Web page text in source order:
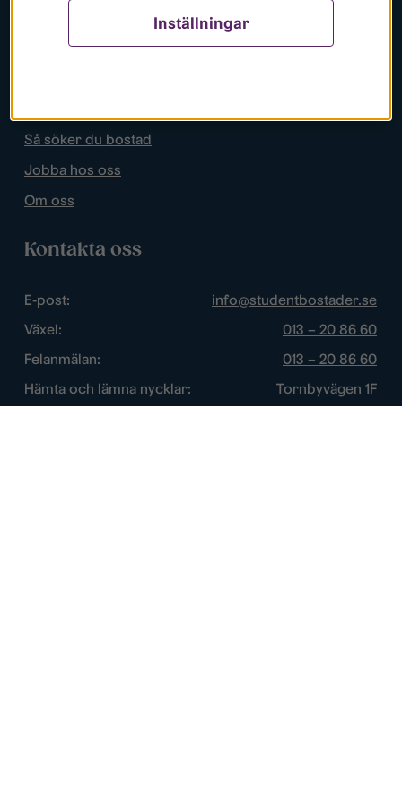
Populära sidor
Så söker du bostad
Jobba hos oss
Om oss
Kontakta oss
E-post:
info@studentbostader.se
Växel:
013 – 20 86 60
Felanmälan:
013 – 20 86 60
Hämta och lämna nycklar:
Tornbyvägen 1F
Inställningar